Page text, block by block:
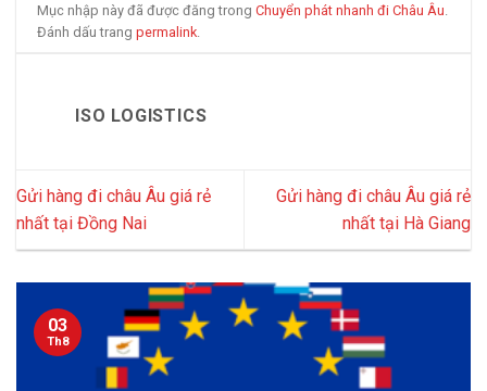
Mục nhập này đã được đăng trongChuyển phát nhanh đi Châu Âu
Đánh dấu trangpermalink
ISO LOGISTICS
Gửi hàng đi châu Âu giá rẻ
nhất tại Đồng Nai
Gửi hàng đi châu Âu giá rẻ
nhất tại Hà Giang
03
Th8